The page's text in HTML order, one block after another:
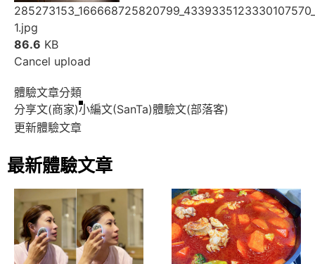
1.jpg
86.6 KB
Cancel upload
體驗文章分類
分享文(商家)小編文(SanTa)體驗文(部落客)
更新體驗文章
最新體驗文章